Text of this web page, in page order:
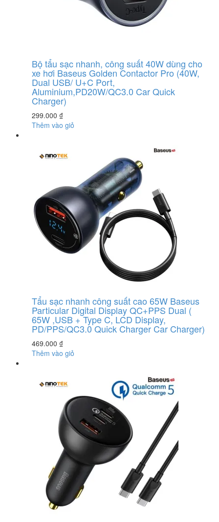
Bộ tẩu sạc nhanh, công suất 40W dùng cho
xe hơi Baseus Golden Contactor Pro (40W,
Dual USB/ U+C Port,
Aluminium,PD20W/QC3.0 Car Quick
Charger)
299.000 ₫
Thêm vào giỏ
Tẩu sạc nhanh công suất cao 65W Baseus
Particular Digital Display QC+PPS Dual (
65W ,USB + Type C, LCD Display,
PD/PPS/QC3.0 Quick Charger Car Charger)
469.000 ₫
Thêm vào giỏ